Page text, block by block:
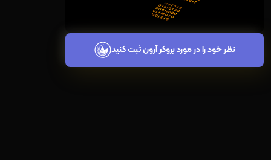
نظر خود را در مورد بروکر آرون ثبت کنید